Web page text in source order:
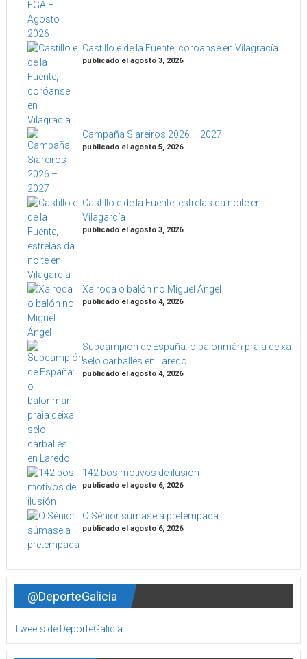
Castillo e de la Fuente, coróanse en Vilagracía
publicado el agosto 3, 2026
Campaña Siareiros 2026 – 2027
publicado el agosto 5, 2026
Castillo e de la Fuente, estrelas da noite en
Vilagarcía
publicado el agosto 3, 2026
Xa roda o balón no Miguel Ángel
publicado el agosto 4, 2026
Subcampión de España: o balonmán praia deixa
selo carballés en Laredo
publicado el agosto 4, 2026
142 bos motivos de ilusión
publicado el agosto 6, 2026
O Sénior súmase á pretempada
publicado el agosto 6, 2026
@DeporteGalicia
Tweets de DeporteGalicia